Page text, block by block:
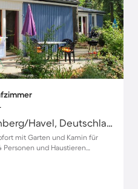
Himmelpfort, Fürstenberg/Havel, Deutschland
mit Garten und Kamin für
und Haustieren